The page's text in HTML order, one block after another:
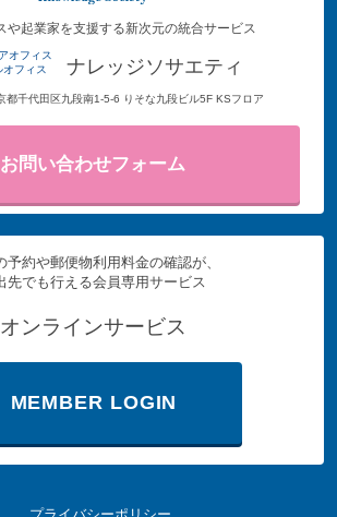
や起業家を支援する新次元の統合サービス
オフィス
オフィス
ナレッジソサエティ
都千代田区九段南1-5-6 りそな九段ビル5F KSフロア
お問い合わせフォーム
予約や郵便物利用料金の確認が、
先でも行える会員専用サービス
オンラインサービス
MEMBER LOGIN